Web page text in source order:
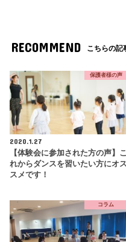
RECOMMEND こちらの記
保護者様の声
2020.1.27
【体験会に参加された方の声】こ
れからダンスを習いたい方にオス
スメです！
コラム